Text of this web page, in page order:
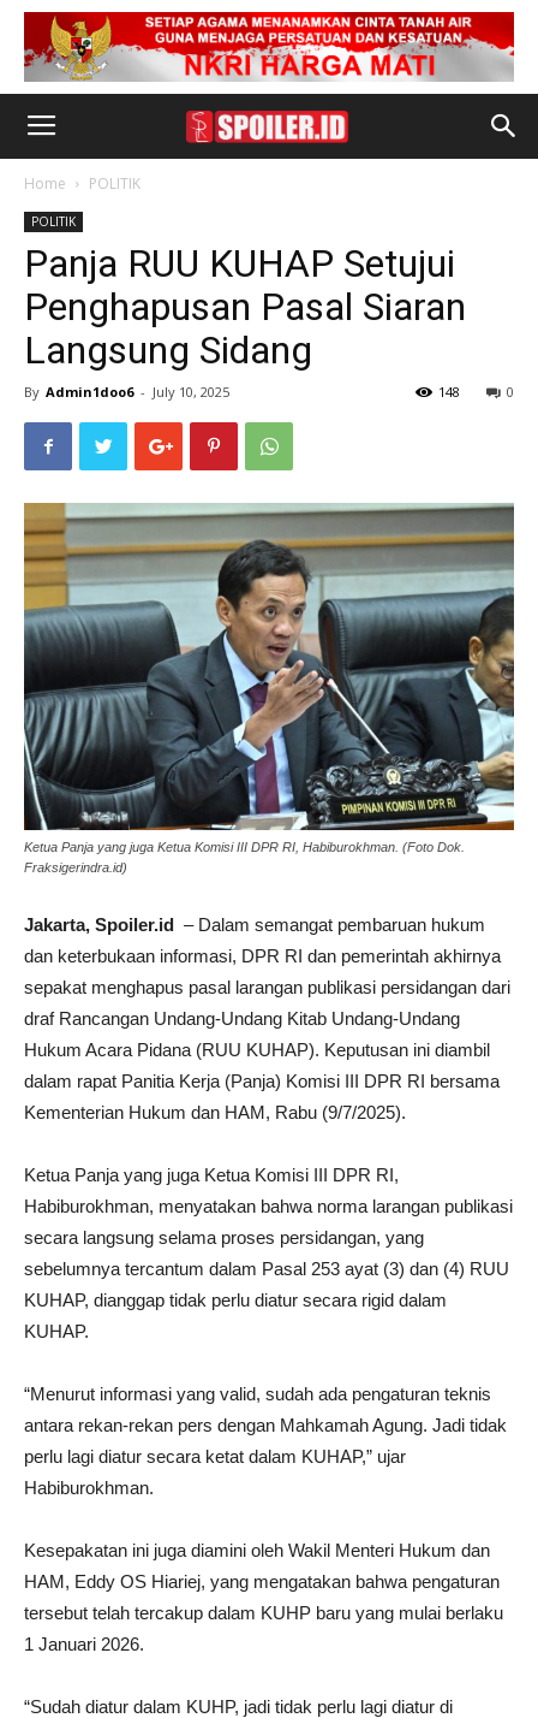
Home POLITIK
POLITIK
Panja RUU KUHAP Setujui
Penghapusan Pasal Siaran
Langsung Sidang
By Admin1doo6 - July 10, 2025 0
148
Ketua Panja yang juga Ketua Komisi III DPR RI, Habiburokhman. (Foto Dok.
Fraksigerindra.id)
Jakarta, Spoiler.id – Dalam semangat pembaruan hukum
dan keterbukaan informasi, DPR RI dan pemerintah akhirnya
sepakat menghapus pasal larangan publikasi persidangan dari
draf Rancangan Undang-Undang Kitab Undang-Undang
Hukum Acara Pidana (RUU KUHAP). Keputusan ini diambil
dalam rapat Panitia Kerja (Panja) Komisi III DPR RI bersama
Kementerian Hukum dan HAM, Rabu (9/7/2025).
Ketua Panja yang juga Ketua Komisi III DPR RI,
Habiburokhman, menyatakan bahwa norma larangan publikasi
secara langsung selama proses persidangan, yang
sebelumnya tercantum dalam Pasal 253 ayat (3) dan (4) RUU
KUHAP, dianggap tidak perlu diatur secara rigid dalam
KUHAP.
“Menurut informasi yang valid, sudah ada pengaturan teknis
antara rekan-rekan pers dengan Mahkamah Agung. Jadi tidak
perlu lagi diatur secara ketat dalam KUHAP,” ujar
Habiburokhman.
Kesepakatan ini juga diamini oleh Wakil Menteri Hukum dan
HAM, Eddy OS Hiariej, yang mengatakan bahwa pengaturan
tersebut telah tercakup dalam KUHP baru yang mulai berlaku
1 Januari 2026.
“Sudah diatur dalam KUHP, jadi tidak perlu lagi diatur di